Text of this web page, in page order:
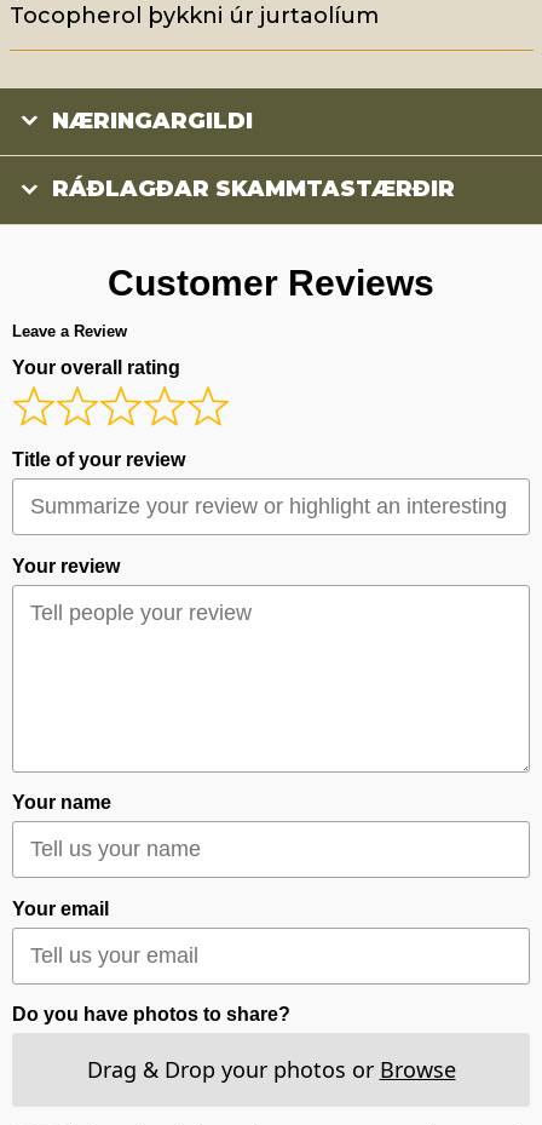
Tocopherol þykkni úr jurtaolíum
NÆRINGARGILDI
RÁÐLAGÐAR SKAMMTASTÆRÐIR
Customer Reviews
Leave a Review
Your overall rating
Title of your review
Your review
Your name
Your email
Do you have photos to share?
Drag & Drop your photos or Browse